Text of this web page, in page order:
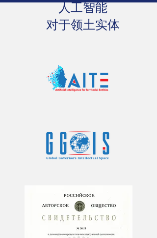
人工智能
对于领土实体